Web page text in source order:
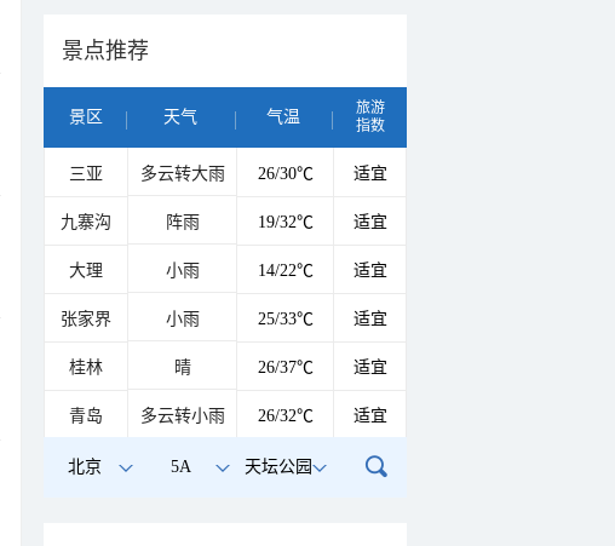
景点推荐
景区 天气 气温
旅游
指数
三亚 多云转大雨 26/30℃ 适宜
九寨沟 阵雨 19/32℃ 适宜
大理 小雨 14/22℃ 适宜
张家界 小雨 25/33℃ 适宜
桂林 晴 26/37℃ 适宜
青岛 多云转小雨 26/32℃ 适宜
北京 5A 天坛公园